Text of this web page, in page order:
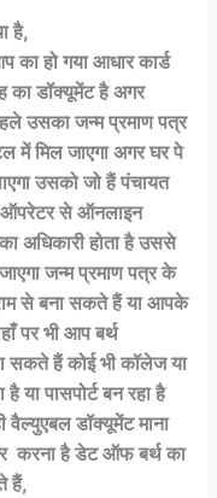
है,
हो गया आधार कार्ड
का डॉक्यूमेंट है अगर
उसका जन्म प्रमाण पत्र
में मिल जाएगा अगर घर पे
उसको जो हैं पंचायत
ऑपरेटर से ऑनलाइन
अधिकारी होता है उससे
जन्म प्रमाण पत्र के
से बना सकते हैं या आपके
पर भी आप बर्थ
सकते हैं कोई भी कॉलेज या
पासपोर्ट बन रहा है
डॉक्यूमेंट माना
करना है डेट ऑफ बर्थ का
हैं,